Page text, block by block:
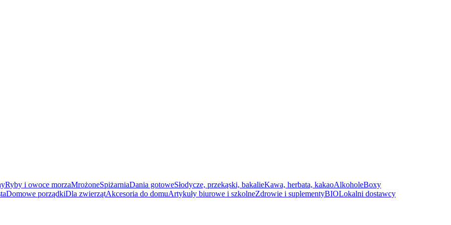
Ryby i owoce morzaMrożoneSpiżarniaDania gotoweSłodycze, przekąski, bakalieKawa, herbata, kakaoAlkoholeBoxy
Domowe porządkiDla zwierzątAkcesoria do domuArtykuły biurowe i szkolneZdrowie i suplementyBIOLokalni dostawcy